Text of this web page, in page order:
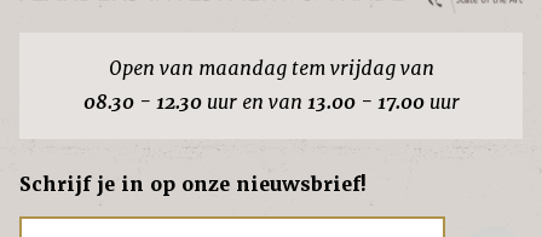
Open van maandag tem vrijdag van
08.30 - 12.30uur en van 13.00 - 17.00uur
Schrijf je in op onze nieuwsbrief!